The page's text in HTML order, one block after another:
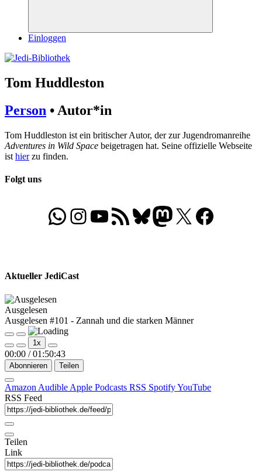
Suchen
Einloggen
Tom Huddleston
Person • Autor*in
Tom Huddleston ist ein britischer Autor, der zur Jugendromanreihe
Adventures in Wild Space beigetragen hat. Seine offizielle Webseite
ist hierzu finden.
Folgt uns
WhatsApp
Folgt uns auf Instagram
Besucht unseren YouTube-Kanal
RSS-FeedBluesky
Folgt uns auf Mastodon
X Folgt uns auf
Aktueller JediCast
Ausgelesen
Ausgelesen #101 - Zannah und die starken Männer
Play
Episode
Pause
Episode
1x
00:00 / 01:50:43
Abonnieren Teilen
Amazon Audible Apple Podcasts RSS SpotifyYouTube
RSS Feed
Teilen
Link